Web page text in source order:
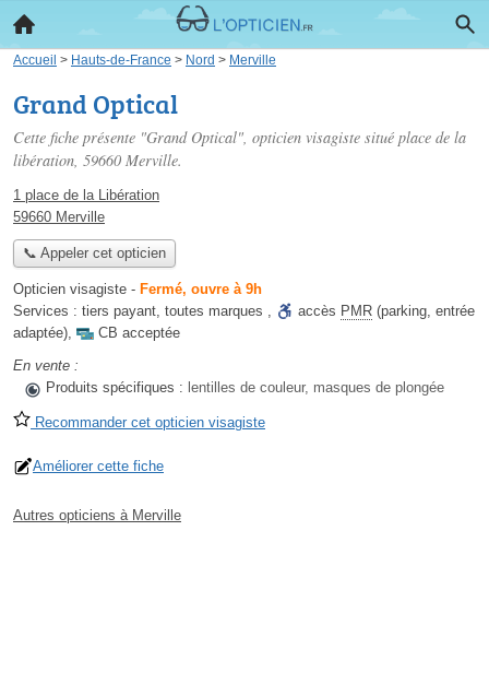
Accueil > Hauts-de-France > Nord > Merville
Grand Optical
Cette fiche présente "Grand Optical", opticien visagiste situé place de la
libération, 59660 Merville.
1 place de la Libération
59660 Merville
📞 Appeler cet opticien
Opticien visagiste - Fermé, ouvre à 9h
Services : tiers payant, toutes marques , accès PMR (parking, entrée
adaptée),
CB acceptée
En vente :
Produits spécifiques : lentilles de couleur, masques de plongée
Recommander cet opticien visagiste
Améliorer cette fiche
Autres opticiens à Merville